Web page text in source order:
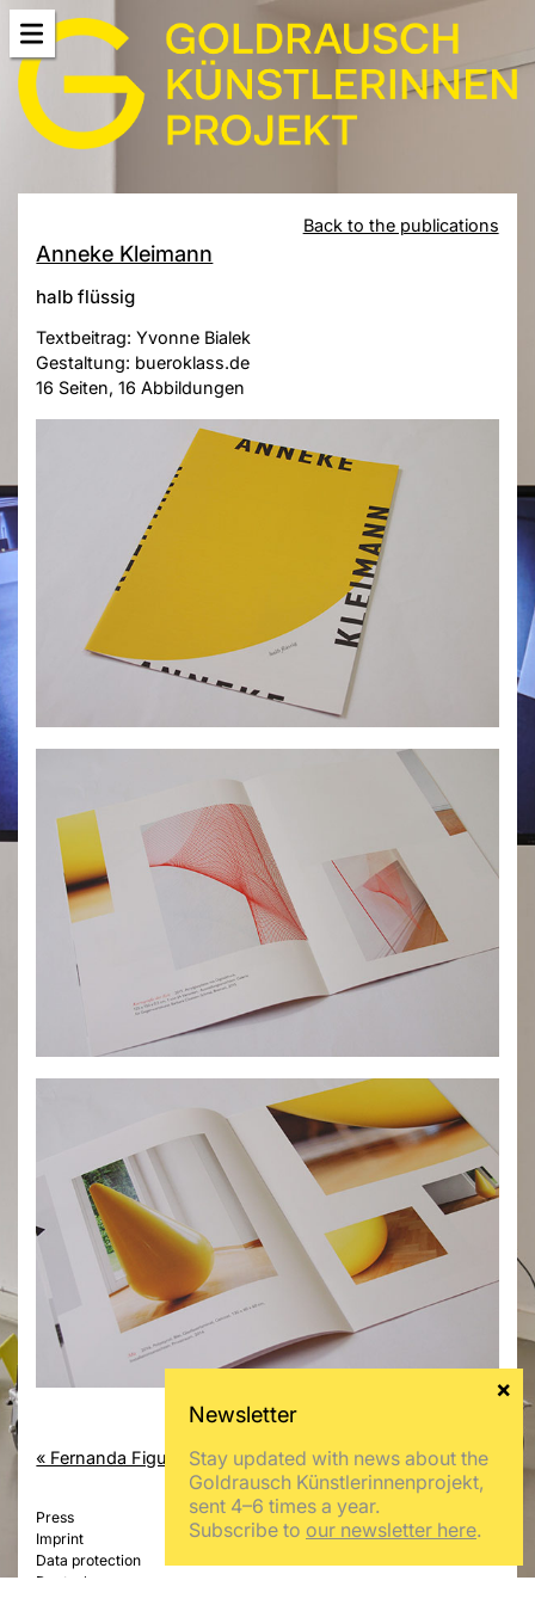
Back to the publications
Anneke Kleimann
halb flüssig
Textbeitrag: Yvonne Bialek
Gestaltung: bueroklass.de
16 Seiten, 16 Abbildungen
« Fernanda Figueiredo Laura Link »
Press
Imprint
Data protection
Deutsch
Stay updated with news about the
Goldrausch Künstlerinnenprojekt,
sent 4–6 times a year.
Subscribe to our newsletter here.